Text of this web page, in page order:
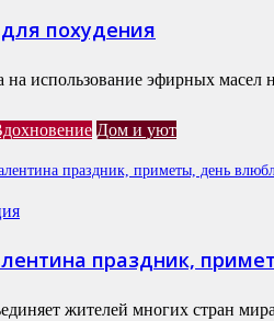
похудения
на использование эфирных масел
Дом и уют
праздник,
жителей многих стран